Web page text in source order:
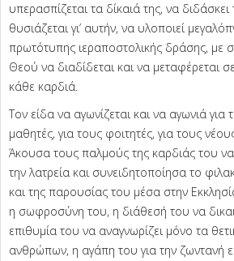
υπερασπίζεται τα δίκαιά της, να
θυσιάζεται γι’ αυτήν, να υλοποιεί
πρωτότυπης ιεραποστολικής δράσης, με
Θεού να διαδίδεται και να μεταφέρεται
κάθε καρδιά.
Τον είδα να αγωνίζεται και να αγωνιά για
μαθητές, για τους φοιτητές, για τους
Άκουσα τους παλμούς της καρδιάς του
την λατρεία και συνειδητοποίησα το
και της παρουσίας του μέσα στην
η σωφροσύνη του, η διάθεσή του να
επιθυμία του να αναγνωρίζει μόνο τα
ανθρώπων, η αγάπη του για την ζωντανή